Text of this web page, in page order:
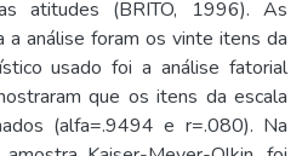
atitudes (BRITO, 1996). As
a análise foram os vinte itens da
usado foi a análise fatorial
que os itens da escala
(alfa=.9494 e r=.080). Na